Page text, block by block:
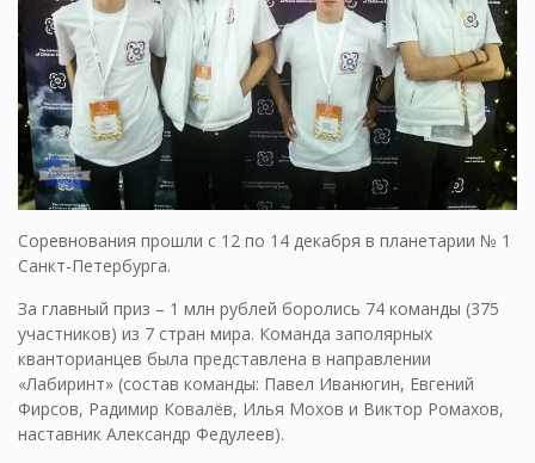
Соревнования прошли с 12 по 14 декабря в планетарии № 1
Санкт-Петербурга.
За главный приз – 1 млн рублей боролись 74 команды (375
участников) из 7 стран мира. Команда заполярных
кванторианцев была представлена в направлении
«Лабиринт» (состав команды: Павел Иванюгин, Евгений
Фирсов, Радимир Ковалёв, Илья Мохов и Виктор Ромахов,
наставник Александр Федулеев).